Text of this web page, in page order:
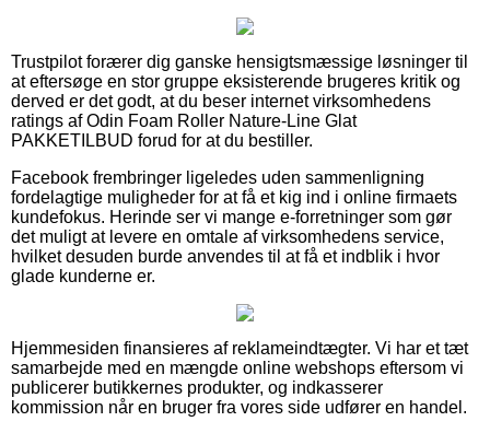
Trustpilot forærer dig ganske hensigtsmæssige løsninger til
at eftersøge en stor gruppe eksisterende brugeres kritik og
derved er det godt, at du beser internet virksomhedens
ratings af Odin Foam Roller Nature-Line Glat
PAKKETILBUD forud for at du bestiller.
Facebook frembringer ligeledes uden sammenligning
fordelagtige muligheder for at få et kig ind i online firmaets
kundefokus. Herinde ser vi mange e-forretninger som gør
det muligt at levere en omtale af virksomhedens service,
hvilket desuden burde anvendes til at få et indblik i hvor
glade kunderne er.
Hjemmesiden finansieres af reklameindtægter. Vi har et tæt
samarbejde med en mængde online webshops eftersom vi
publicerer butikkernes produkter, og indkasserer
kommission når en bruger fra vores side udfører en handel.